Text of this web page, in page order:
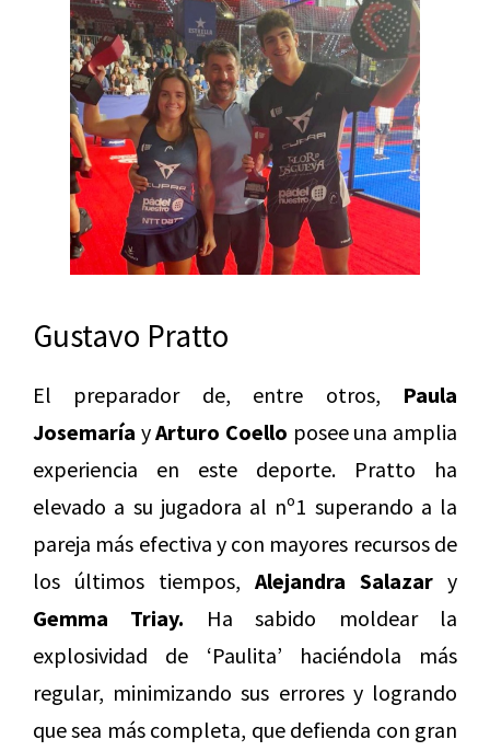
Gustavo Pratto
El preparador de, entre otros, Paula
Josemaría yArturo Coello posee una amplia
experiencia en este deporte. Pratto ha
elevado a su jugadora al nº1 superando a la
pareja más efectiva y con mayores recursos de
los últimos tiempos, Alejandra Salazar y
Gemma Triay. Ha sabido moldear la
explosividad de ‘Paulita’ haciéndola más
regular, minimizando sus errores y logrando
que sea más completa, que defienda con gran